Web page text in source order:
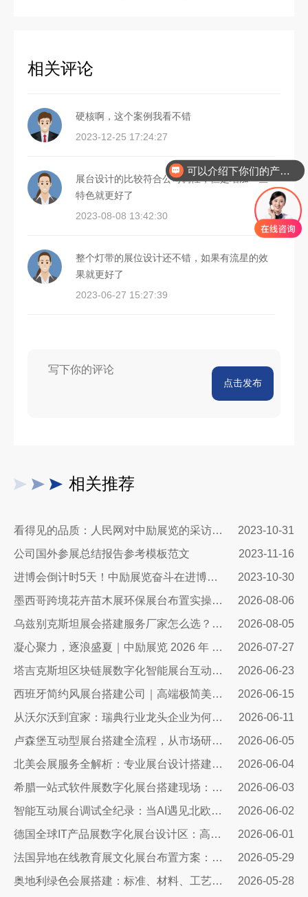
相关评论
硬核啊，这个案例我看不错
2023-12-25 17:24:27
展台设计的比较符合公司调性，但是增加一些
特色就更好了
2023-08-08 13:42:30
整个灯带的展位设计还不错，如果有流星的效
果就更好了
2023-06-27 15:27:39
点击发布
相关推荐
看得见的品质：人民网对中励展览的采访报道
2023-10-31
公司国外参展总结报告参考模板范文
2023-11-16
进博会倒计时5天！中励展览奋斗在进博会开幕式之前！
2023-10-30
墨西哥跨境花卉苗木展环保展台布置实操指南：避开行业骗局，靠绿色展台拿下北美花卉订单
2026-08-06
乌兹别克斯坦展会搭建服务厂家怎么选？避开行业乱象，实地工厂服务商才是参展标配
2026-08-05
凝心聚力，逐浪盛夏｜中励展览 2026 年 7 月莫干山三日团建之旅圆满收官
2026-07-27
塔吉克斯坦区块链展数字化智能展台互动区全方案：高转化、可溯源、适配中亚数字市场的展台搭建指南
2026-06-23
西班牙简约风展台搭建公司｜高端极简美学，打造欧洲展会专属展示空间
2026-06-15
从沃尔沃到宜家：瑞典行业龙头企业为何信赖我们的展台设计？
2026-06-11
卢森堡互动型展台搭建全流程，从市场研判、方案设计、技术落地……
2026-06-05
北美会展服务全解析：专业展台设计搭建，助力企业深耕北美市场
2026-06-04
希腊一站式软件展数字化展台搭建现场：科技赋能出海，打造欧洲数字展示新标杆
2026-06-03
智能互动展台调试全纪录：当AI遇见北欧展厅，一场技术与匠心交手的硬仗
2026-06-02
德国全球IT产品展数字化展台设计区：高端科技展台搭建核心方案
2026-06-01
法国异地在线教育展文化展台布置方案：兼顾品牌质感与引流转化
2026-05-29
奥地利绿色会展搭建：标准、材料、工艺与落地全解
2026-05-28
可以介绍下你们的产品么
你们是怎么收费的呢